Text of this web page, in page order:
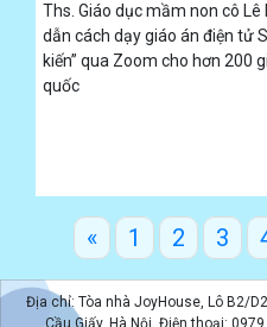
Ths. Giáo dục mầm non cô
dẫn cách dạy giáo án điện tử
kiến” qua Zoom cho hơn 200
quốc
« 1 2 3
Địa chỉ: Tòa nhà JoyHouse, Lô B2/